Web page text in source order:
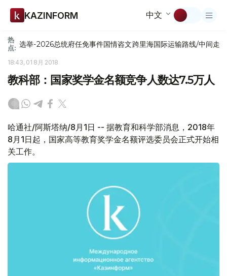
KAZINFORM 中文
热
点: 选举-2026总统府任免事件国情咨文跨里海国际运输路线/中间走廊
18:43, 01 8月 2018
教科部：国家奖学金名额竞争人数达7.5万人
哈通社/阿斯塔纳/8月1日 -- 据教育和科学部消息，2018年
8月1日起，国家高等教育奖学金名额评选委员会正式开始相
关工作。